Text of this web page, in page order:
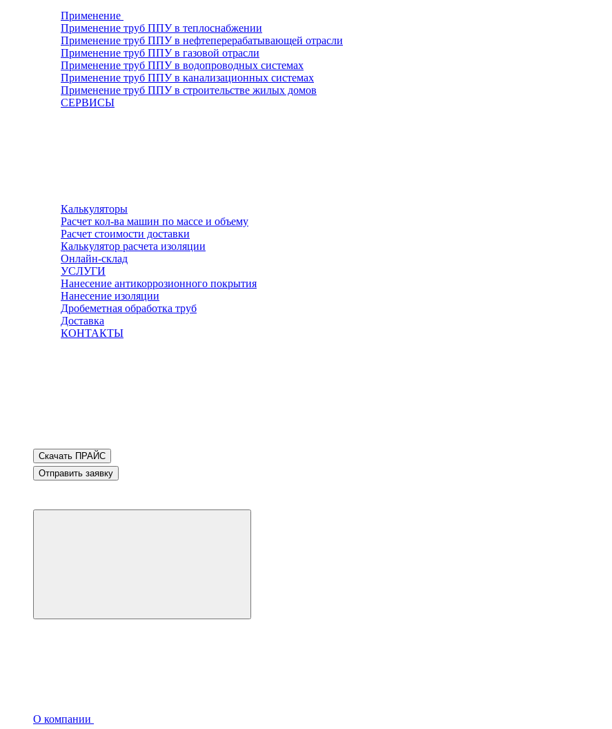
Применение
Применение труб ППУ в теплоснабжении
Применение труб ППУ в нефтеперерабатывающей отрасли
Применение труб ППУ в газовой отрасли
Применение труб ППУ в водопроводных системах
Применение труб ППУ в канализационных системах
Применение труб ППУ в строительстве жилых домов
СЕРВИСЫ
Калькуляторы
Расчет кол-ва машин по массе и объему
Расчет стоимости доставки
Калькулятор расчета изоляции
Онлайн-склад
УСЛУГИ
Нанесение антикоррозионного покрытия
Нанесение изоляции
Дробеметная обработка труб
Доставка
КОНТАКТЫ
Скачать ПРАЙС
Отправить заявку
О компании